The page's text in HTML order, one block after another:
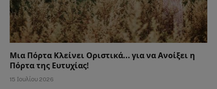
Μια Πόρτα Κλείνει Οριστικά… για να Ανοίξει η
Πόρτα της Ευτυχίας!
15 Ιουλίου 2026